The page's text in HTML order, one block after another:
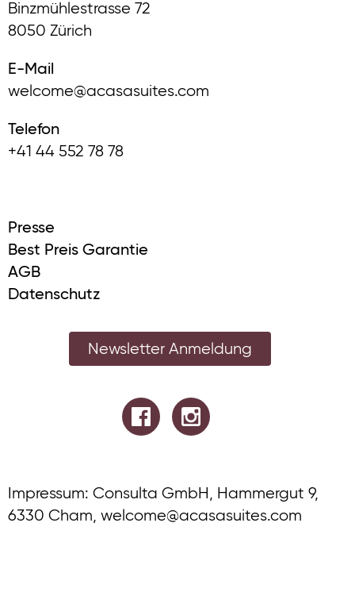
Binzmühlestrasse 72
8050 Zürich
E-Mail
welcome@acasasuites.com
Telefon
+41 44 552 78 78
Presse
Best Preis Garantie
AGB
Datenschutz
Newsletter Anmeldung
Impressum: Consulta GmbH, Hammergut 9,
6330 Cham, welcome@acasasuites.com